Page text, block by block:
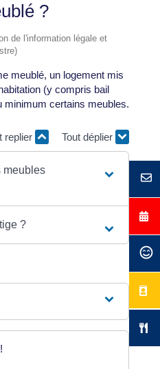
?
de l'information légale et
meublé, un logement mis
(y compris bail
minimum certains meubles.
replier Tout déplier
meubles
?